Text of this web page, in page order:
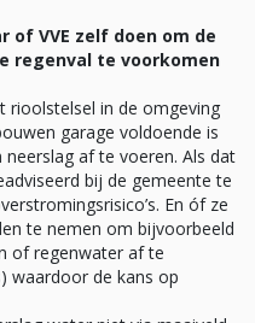
of VVE zelf doen om de
regenval te voorkomen
rioolstelsel in de omgeving
garage voldoende is
af te voeren. Als dat
bij de gemeente te
En óf ze
te nemen om bijvoorbeeld
of regenwater af te
waardoor de kans op